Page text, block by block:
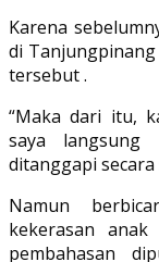
Karena
di
tersebut .
“Maka dari itu,
saya langsung
ditanggapi secara
Namun
kekerasan
pembahasan